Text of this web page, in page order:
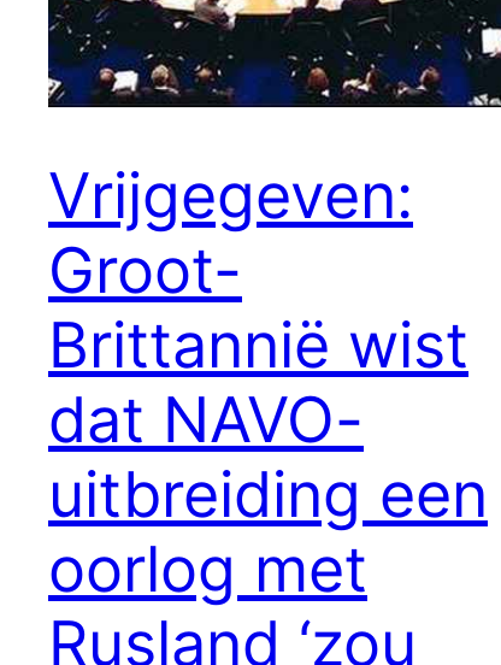
Vrijgegeven:
Groot-
Brittannië wist
dat NAVO-
uitbreiding een
oorlog met
Rusland ‘zou